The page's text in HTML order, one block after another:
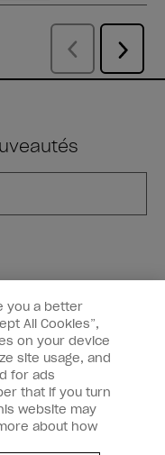
you a better
All Cookies”,
on your device
site usage, and
for ads
that if you turn
website may
about how